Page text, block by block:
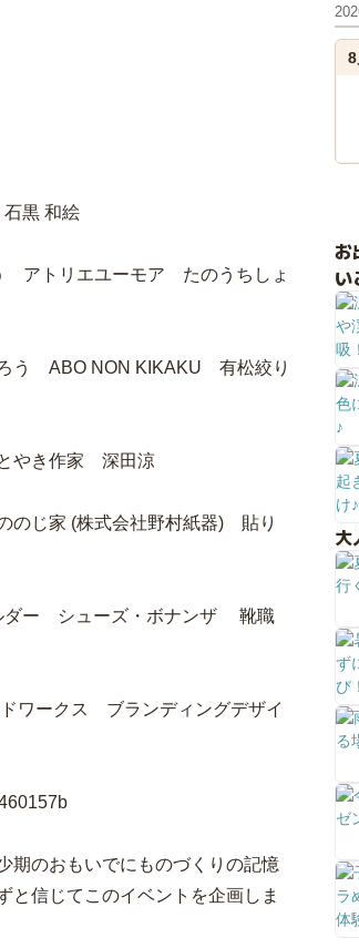
黒 和絵
アトリエユーモア たのうちしょ
う ABO NON KIKAKU 有松絞り
やき作家 深田涼
のじ家 (株式会社野村紙器) 貼り
ダー シューズ・ボナンザ 靴職
ワークス ブランディングデザイ
期のおもいでにものづくりの記憶
と信じてこのイベントを企画しま
お
い
大